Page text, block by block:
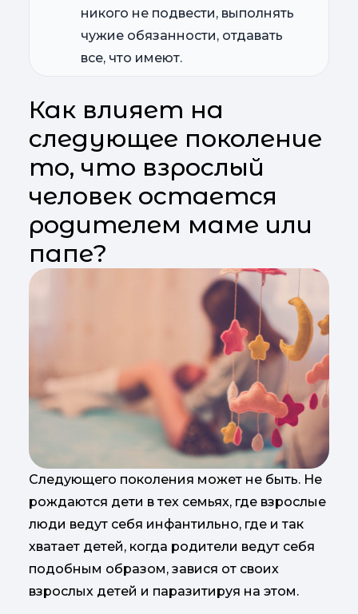
никого не подвести, выполнять
чужие обязанности, отдавать
все, что имеют.
Как влияет на
следующее поколение
то, что взрослый
человек остается
родителем маме или
папе?
Следующего поколения может не быть. Не
рождаются дети в тех семьях, где взрослые
люди ведут себя инфантильно, где и так
хватает детей, когда родители ведут себя
подобным образом, завися от своих
взрослых детей и паразитируя на этом.